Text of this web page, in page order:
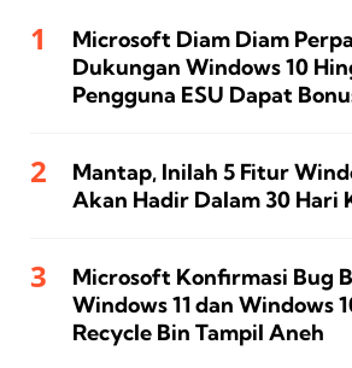
Microsoft Diam Diam
Dukungan Windows 10
Pengguna ESU Dapat
Mantap, Inilah 5 Fitur
Akan Hadir Dalam 30 Hari
Microsoft Konfirmasi Bug
Windows 11 dan Windows
Recycle Bin Tampil Aneh